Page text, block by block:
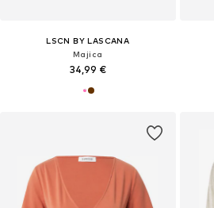
LSCN BY LASCANA
Majica
34,99 €